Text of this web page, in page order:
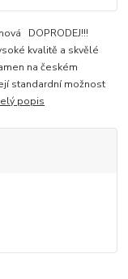
DOPRODEJ!!!
kvalitě a skvělé
na českém
standardní možnost
popis